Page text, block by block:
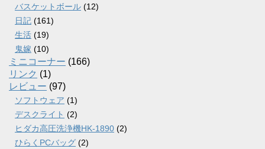
バスケットボール (12)
日記 (161)
生活 (19)
鬼嫁 (10)
ミニコーナー (166)
リンク (1)
レビュー (97)
ソフトウェア (1)
デスクライト (2)
ヒダカ高圧洗浄機HK-1890 (2)
ひらくPCバッグ (2)